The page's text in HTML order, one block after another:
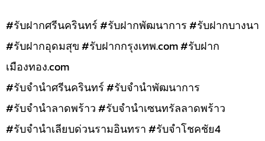
#รับฝากศรีนครินทร์ #รับฝากพัฒนาการ #รับฝากบางนา
#รับฝากอุดมสุข #รับฝากกรุงเทพ.com #รับฝาก
เมืองทอง.com
#รับจำนำศรีนครินทร์ #รับจำนำพัฒนาการ
#รับจำนำลาดพร้าว #รับจำนำเซนทรัลลาดพร้าว
#รับจำนำเลียบด่วนรามอินทรา #รับจำโชคชัย4